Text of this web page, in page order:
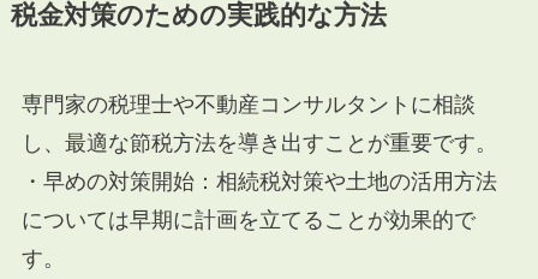
税金対策のための実践的な方法
専門家の税理士や不動産コンサルタントに相談
し、最適な節税方法を導き出すことが重要です。
・早めの対策開始：相続税対策や土地の活用方法
については早期に計画を立てることが効果的で
す。